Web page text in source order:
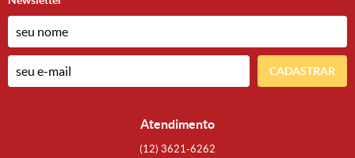
CADASTRAR
Atendimento
(12) 3621-6262